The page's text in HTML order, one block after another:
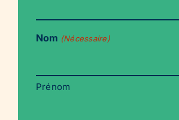
Nom (Nécessaire)
Prénom